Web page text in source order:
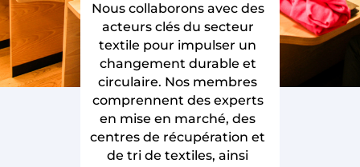
Nous collaborons avec des
acteurs clés du secteur
textile pour impulser un
changement durable et
circulaire. Nos membres
comprennent des experts
en mise en marché, des
centres de récupération et
de tri de textiles, ainsi